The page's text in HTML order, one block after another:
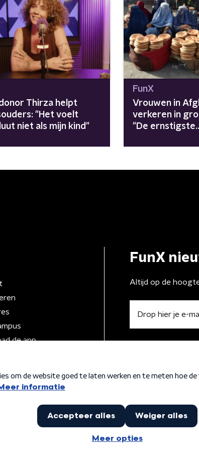
Thirza helpt
"Het voelt
niet als mijn kind"
FunX
Vrouwen in
verkeren in
"De ernstigste
wereld"
de app
FunX
Altijd op de